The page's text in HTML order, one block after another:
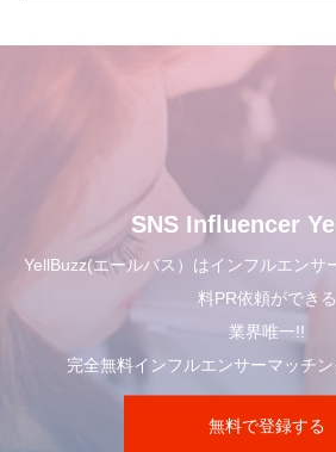
SNS Influencer
YellBuzz(エールバス）はインフルエンサ
料PR依頼ができる
業界唯一!!
完全無料インフルエンサーマッチン
無料で登録する